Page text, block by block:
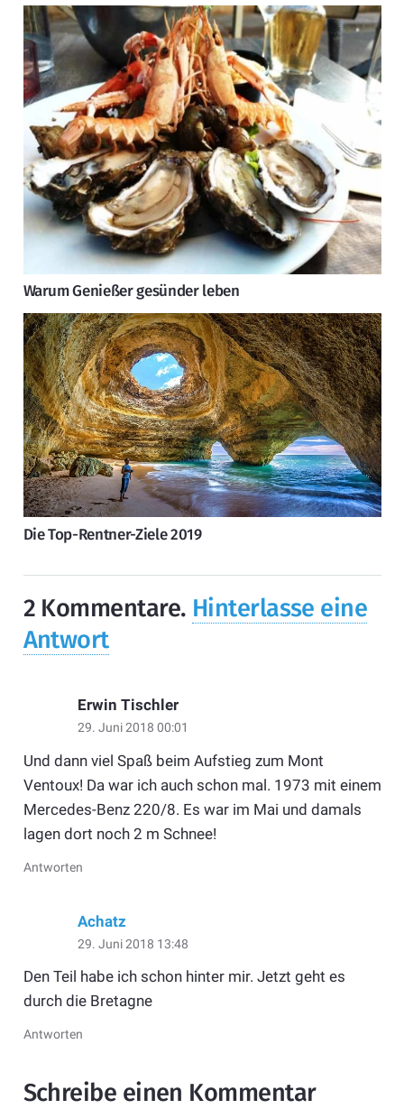
Warum Genießer gesünder leben
Die Top-Rentner-Ziele 2019
2 Kommentare. Hinterlasse eine
Antwort
Erwin Tischler
29. Juni 2018 00:01
Und dann viel Spaß beim Aufstieg zum Mont
Ventoux! Da war ich auch schon mal. 1973 mit einem
Mercedes-Benz 220/8. Es war im Mai und damals
lagen dort noch 2 m Schnee!
Antworten
Achatz
29. Juni 2018 13:48
Den Teil habe ich schon hinter mir. Jetzt geht es
durch die Bretagne
Antworten
Schreibe einen Kommentar